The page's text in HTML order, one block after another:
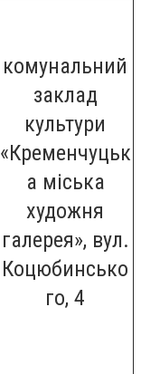
комунальний
заклад
культури
«Кременчуцьк
а міська
художня
галерея», вул.
Коцюбинсько
го, 4